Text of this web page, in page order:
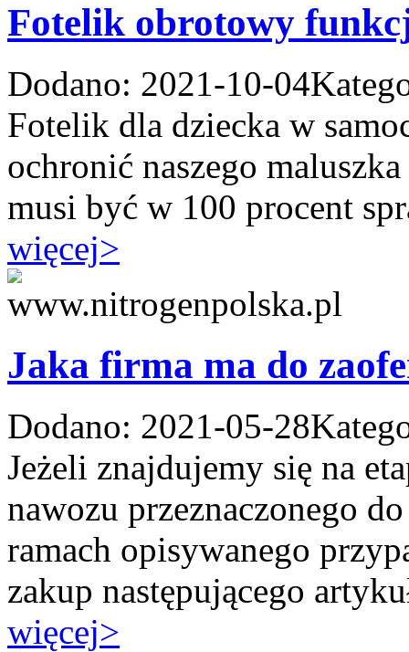
Fotelik obrotowy
Dodano: 2021-10-04
Fotelik dla dziecka w
ochronić naszego
musi być w 100 procent
więcej>
Jaka firma ma do
Dodano: 2021-05-28
Jeżeli znajdujemy się na
nawozu przeznaczonego
ramach opisywanego
zakup następującego
więcej>